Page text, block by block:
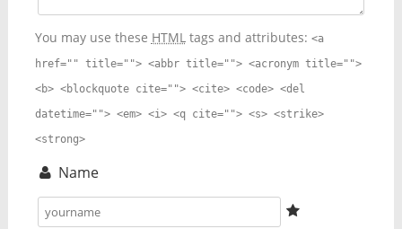
You may use these HTMLtags and attributes: <a
href="" title=""> <abbr title=""> <acronym title="">
<b> <blockquote cite=""> <cite> <code> <del
datetime=""> <em> <i> <q cite=""> <s> <strike>
<strong>
Name